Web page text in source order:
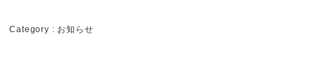
Category : お知らせ